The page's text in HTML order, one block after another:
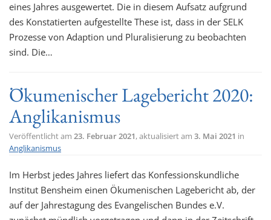
eines Jahres ausgewertet. Die in diesem Aufsatz aufgrund
des Konstatierten aufgestellte These ist, dass in der SELK
Prozesse von Adaption und Pluralisierung zu beobachten
sind. Die…
Ökumenischer Lagebericht 2020:
Anglikanismus
Veröffentlicht am 23. Februar 2021, aktualisiert am 3. Mai 2021 in
Anglikanismus
Im Herbst jedes Jahres liefert das Konfessionskundliche
Institut Bensheim einen Ökumenischen Lagebericht ab, der
auf der Jahrestagung des Evangelischen Bundes e.V.